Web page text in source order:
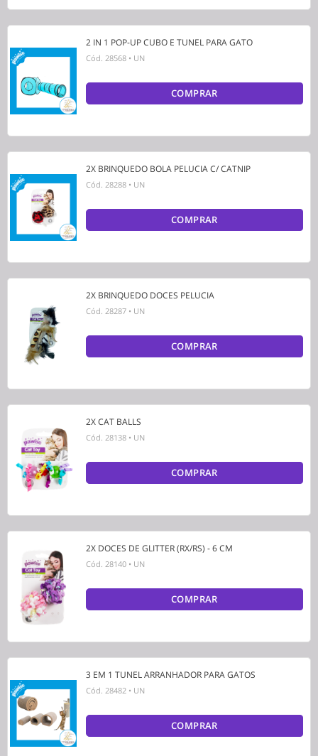
2 IN 1 POP-UP CUBO E TUNEL PARA GATO
Cód. 28568 • UN
COMPRAR
2X BRINQUEDO BOLA PELUCIA C/ CATNIP
Cód. 28288 • UN
COMPRAR
2X BRINQUEDO DOCES PELUCIA
Cód. 28287 • UN
COMPRAR
2X CAT BALLS
Cód. 28138 • UN
COMPRAR
2X DOCES DE GLITTER (RX/RS) - 6 CM
Cód. 28140 • UN
COMPRAR
3 EM 1 TUNEL ARRANHADOR PARA GATOS
Cód. 28482 • UN
COMPRAR